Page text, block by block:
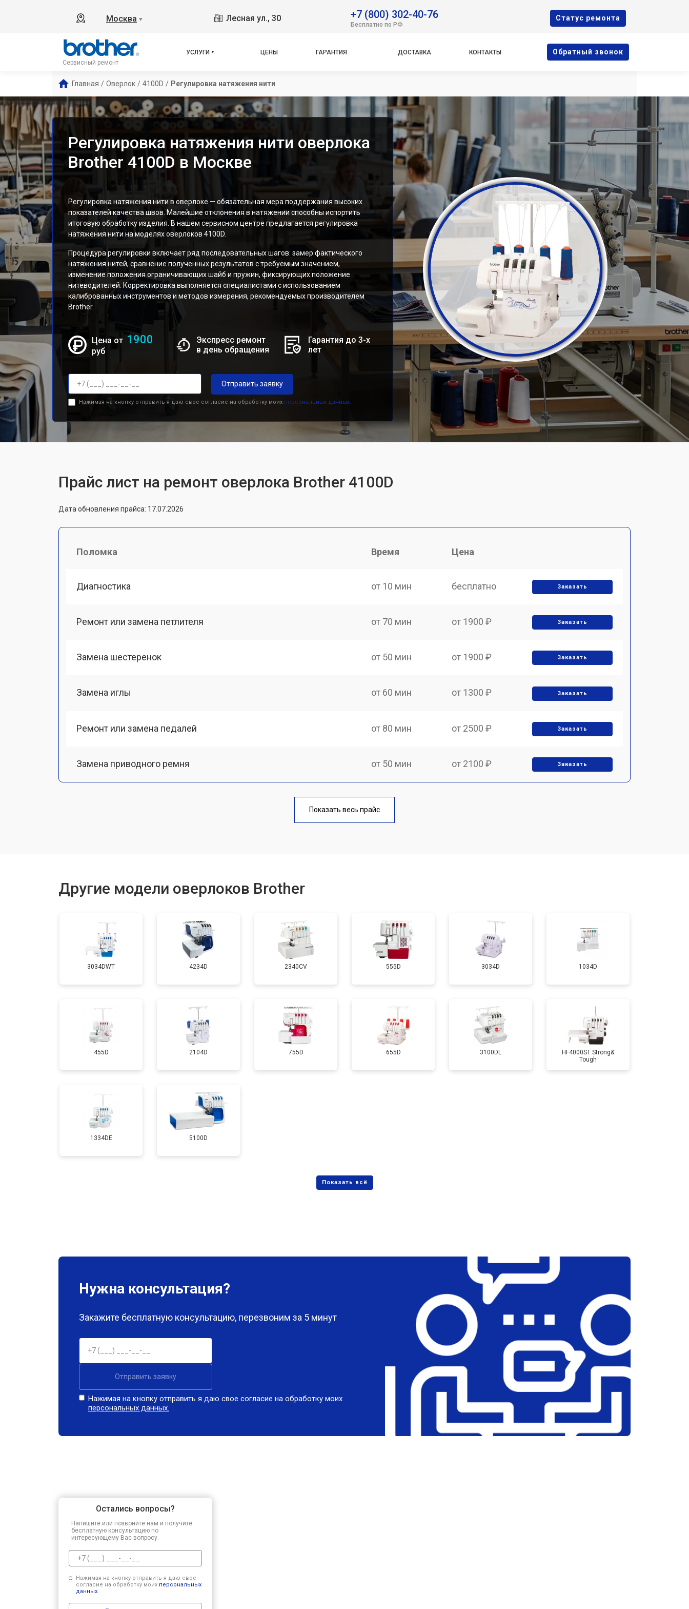
Москва ▼ Лесная ул., 30 +7 (800) 302-40-76
Бесплатно по РФ
Cтатус ремонта
Сервисный ремонт
УСЛУГИ ЦЕНЫ ГАРАНТИЯ ДОСТАВКА КОНТАКТЫ Oбратный звонок
Главная / Оверлок / 4100D / Регулировка натяжения нити
Регулировка натяжения нити оверлока
Brother 4100D в Москве
Регулировка натяжения нити в оверлоке — обязательная мера поддержания высоких
показателей качества швов. Малейшие отклонения в натяжении способны испортить
итоговую обработку изделия. В нашем сервисном центре предлагается регулировка
натяжения нити на моделях оверлоков 4100D.
Процедура регулировки включает ряд последовательных шагов: замер фактического
натяжения нитей, сравнение полученных результатов с требуемым значением,
изменение положения ограничивающих шайб и пружин, фиксирующих положение
нитеводителей. Корректировка выполняется специалистами с использованием
калиброванных инструментов и методов измерения, рекомендуемых производителем
Brother.
Цена от 1900
руб
Экспресс ремонт
в день обращения
Гарантия до 3-х
лет
Отправить заявку
Нажимая на кнопку отправить я даю свое согласие на обработку моих персональных данных.
Прайс лист на ремонт оверлока Brother 4100D
Дата обновления прайса: 17.07.2026
Поломка Время Цена
Диагностика от 10 мин бесплатно Заказать
Ремонт или замена петлителя от 70 мин от 1900 ₽ Заказать
Замена шестеренок от 50 мин от 1900 ₽ Заказать
Замена иглы от 60 мин от 1300 ₽ Заказать
Ремонт или замена педалей от 80 мин от 2500 ₽ Заказать
Замена приводного ремня от 50 мин от 2100 ₽ Заказать
от 70 мин
Показать весь прайс
Другие модели оверлоков Brother
3034DWT 4234D 2340CV 555D 3034D 1034D
455D 2104D 755D 655D 3100DL
HF4000ST Strong&
Tough
1334DE 5100D
Нужна консультация?
Закажите бесплатную консультацию, перезвоним за 5 минут
Отправить заявку
Нажимая на кнопку отправить я даю свое согласие на обработку моих
персональных данных.
Остались вопросы?
Напишите или позвоните нам и получите
бесплатную консультацию по
интересующему Вас вопросу.
Нажимая на кнопку отправить я даю свое
согласие на обработку моих персональных
данных.